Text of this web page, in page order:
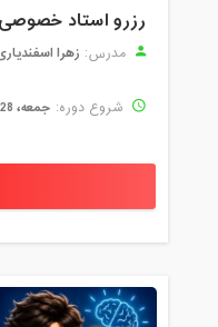
مدرس: زهرا
شروع دوره: جمعه، 28 اسفند 1405